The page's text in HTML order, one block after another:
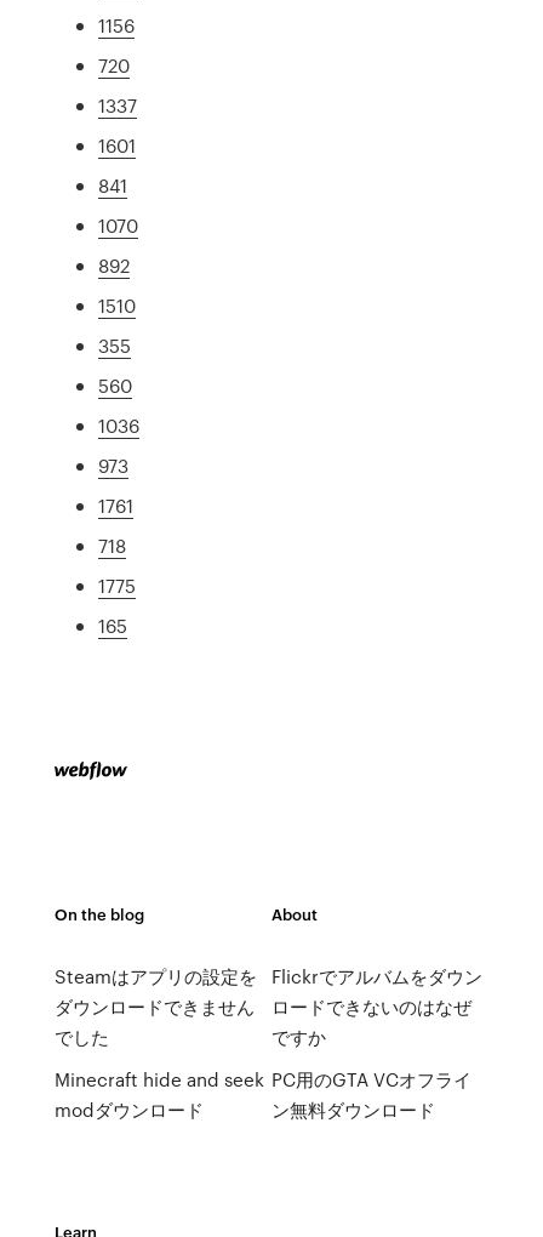
1156
720
1337
1601
841
1070
892
1510
355
560
1036
973
1761
718
1775
165
On the blog
Steamはアプリの設定を
ダウンロードできません
でした
Minecraft hide and seek
modダウンロード
About
Flickrでアルバムをダウン
ロードできないのはなぜ
ですか
PC用のGTA VCオフライ
ン無料ダウンロード
Learn